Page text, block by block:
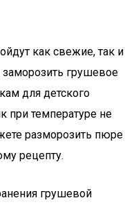
как свежие, так и
грушевое
для детского
при температуре не
разморозить пюре
рецепту.
грушевой